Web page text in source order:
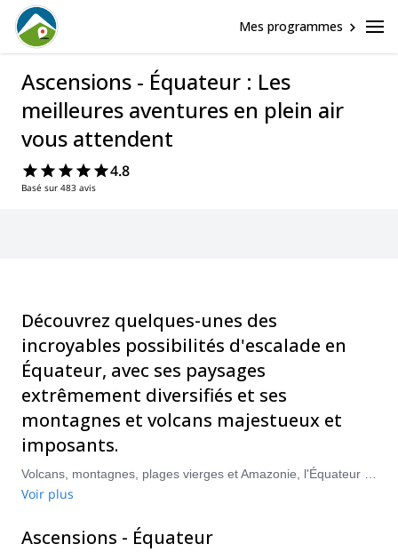
Mes programmes
Ascensions - Équateur : Les
meilleures aventures en plein air
vous attendent
4.8
Basé sur 483 avis
Découvrez quelques-unes des
incroyables possibilités d'escalade en
Équateur, avec ses paysages
extrêmement diversifiés et ses
montagnes et volcans majestueux et
imposants.
Voir plus
Ascensions - Équateur